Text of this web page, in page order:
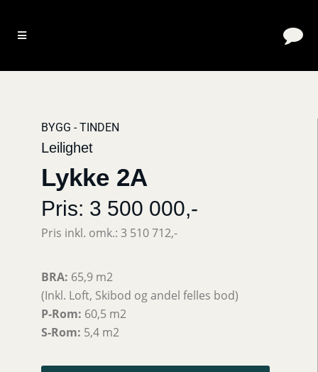
BYGG - TINDEN
Leilighet
Lykke 2A
Pris: 3 500 000,-
Pris inkl. omk.: 3 510 712,-
BRA: 65,9 m2
(Inkl. Loft, Skibod og andel felles bod)
P-Rom: 60,5 m2
S-Rom: 5,4 m2